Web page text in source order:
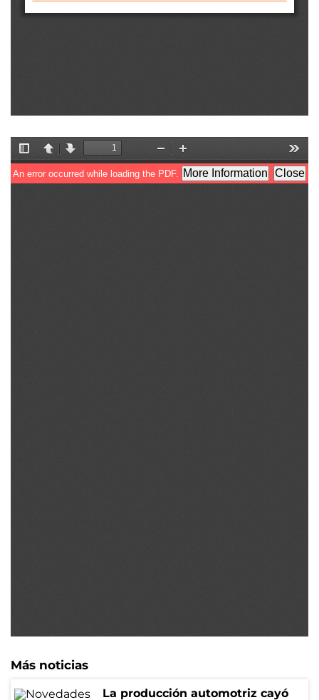
Más noticias
La producción automotriz cayó